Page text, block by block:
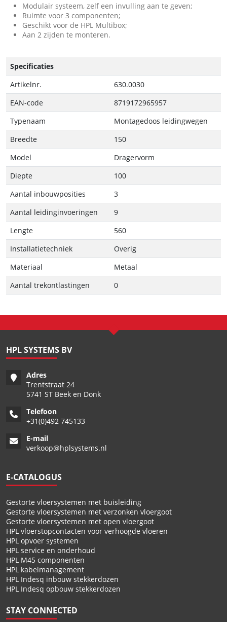
Modulair systeem, zelf een invulling aan te geven;
Ruimte voor 3 componenten;
Geschikt voor de HPL Multibox;
Aan 2 zijden te monteren.
Specificaties
Artikelnr.
630.0030
EAN-code
8719172965957
Typenaam
Montagedoos leidingwegen
Breedte
150
Model
Dragervorm
Diepte
100
Aantal inbouwposities
3
Aantal leidinginvoeringen
9
Lengte
560
Installatietechniek
Overig
Materiaal
Metaal
Aantal trekontlastingen
0
HPL SYSTEMS BV
Adres
Trentstraat 24
5741 ST Beek en Donk
Telefoon
+31(0)492 745133
E-mail
verkoop@hplsystems.nl
E-CATALOGUS
Gestorte vloersystemen met buisleiding
Gestorte vloersystemen met verzonken vloergoot
Gestorte vloersystemen met open vloergoot
HPL vloerstopcontacten voor verhoogde vloeren
HPL opvoer systemen
HPL service en onderhoud
HPL M45 componenten
HPL kabelmanagement
HPL Indesq inbouw stekkerdozen
HPL Indesq opbouw stekkerdozen
STAY CONNECTED